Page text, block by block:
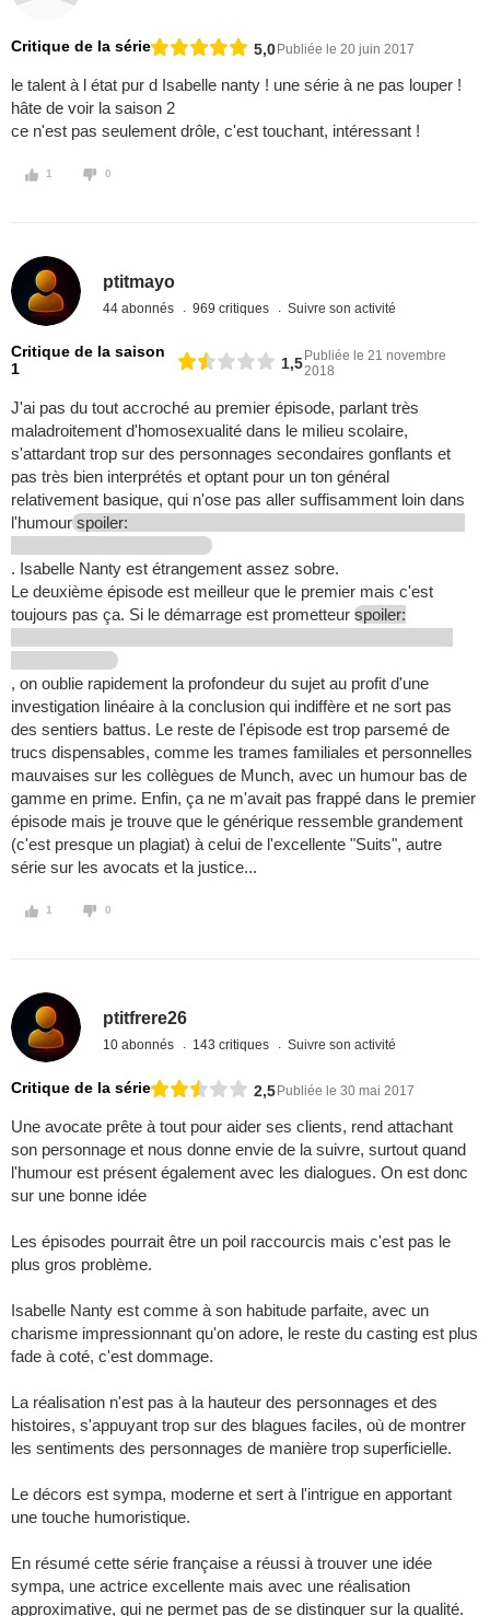
Critique de la série 5,0Publiée le 20 juin 2017
le talent à l état pur d Isabelle nanty ! une série à ne pas louper !
hâte de voir la saison 2
ce n'est pas seulement drôle, c'est touchant, intéressant !
1 0
ptitmayo
44 abonnés 969 critiques Suivre son activité
Critique de la saison
1
1,5Publiée le 21 novembre
2018
J'ai pas du tout accroché au premier épisode, parlant très
maladroitement d'homosexualité dans le milieu scolaire,
s'attardant trop sur des personnages secondaires gonflants et
pas très bien interprétés et optant pour un ton général
relativement basique, qui n'ose pas aller suffisamment loin dans
l'humour spoiler:
. Isabelle Nanty est étrangement assez sobre.
Le deuxième épisode est meilleur que le premier mais c'est
toujours pas ça. Si le démarrage est prometteur spoiler:
, on oublie rapidement la profondeur du sujet au profit d'une
investigation linéaire à la conclusion qui indiffère et ne sort pas
des sentiers battus. Le reste de l'épisode est trop parsemé de
trucs dispensables, comme les trames familiales et personnelles
mauvaises sur les collègues de Munch, avec un humour bas de
gamme en prime. Enfin, ça ne m'avait pas frappé dans le premier
épisode mais je trouve que le générique ressemble grandement
(c'est presque un plagiat) à celui de l'excellente "Suits", autre
série sur les avocats et la justice...
1 0
ptitfrere26
10 abonnés 143 critiques Suivre son activité
Critique de la série 2,5Publiée le 30 mai 2017
Une avocate prête à tout pour aider ses clients, rend attachant
son personnage et nous donne envie de la suivre, surtout quand
l'humour est présent également avec les dialogues. On est donc
sur une bonne idée
Les épisodes pourrait être un poil raccourcis mais c'est pas le
plus gros problème.
Isabelle Nanty est comme à son habitude parfaite, avec un
charisme impressionnant qu'on adore, le reste du casting est plus
fade à coté, c'est dommage.
La réalisation n'est pas à la hauteur des personnages et des
histoires, s'appuyant trop sur des blagues faciles, où de montrer
les sentiments des personnages de manière trop superficielle.
Le décors est sympa, moderne et sert à l'intrigue en apportant
une touche humoristique.
En résumé cette série française a réussi à trouver une idée
sympa, une actrice excellente mais avec une réalisation
approximative, qui ne permet pas de se distinguer sur la qualité.